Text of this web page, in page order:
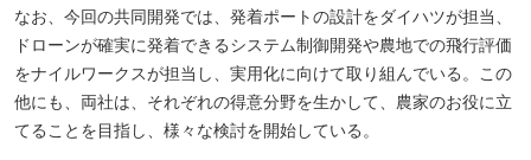
なお、今回の共同開発では、発着ポートの設計をダイハツが担当、
ドローンが確実に発着できるシステム制御開発や農地での飛行評価
をナイルワークスが担当し、実用化に向けて取り組んでいる。この
他にも、両社は、それぞれの得意分野を生かして、農家のお役に立
てることを目指し、様々な検討を開始している。